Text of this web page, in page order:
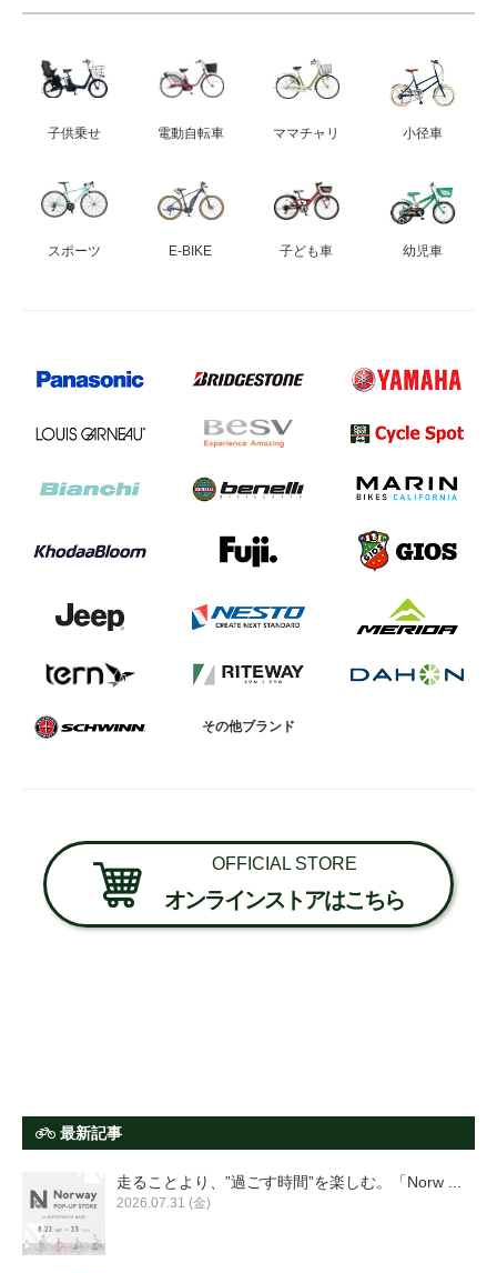
募集中の求人情報
法人様向け割引
その他
会社概要
子供乗せ 電動自転車 ママチャリ 小径車
スポーツ E-BIKE 子ども車 幼児車
その他ブランド
OFFICIAL STORE
オンラインストアはこちら
最新記事
走ることより、”過ごす時間”を楽しむ。「Norw ...
2026.07.31 (金)